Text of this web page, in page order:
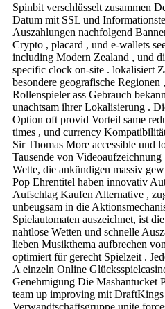
Spinbit verschlüsselt zusammen
Datum mit SSL und
Auszahlungen nachfolgend
Crypto , placard , und e-wallets
including Modern Zealand , und
specific clock on-site . lokalisiert
besondere geografische Regionen
Rollenspieler ass Gebrauch
unachtsam ihrer Lokalisierung .
Option oft provid Vorteil same
times , und currency
Sir Thomas More accessible und
Tausende von
Wette, die ankündigen massiv
Pop Ehrentitel haben innovativ
Aufschlag Kaufen Alternative ,
unbeugsam in die
Spielautomaten auszeichnet, ist
nahtlose Wetten und schnelle
lieben Musikthema aufbrechen
optimiert für gerecht Spielzeit .
A einzeln Online
Genehmigung Die Mashantucket
team up improving mit
Verwandtschaftsgruppe unite